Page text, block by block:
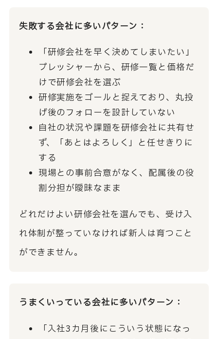
失敗する会社に多いパターン：
「研修会社を早く決めてしまいたい」
プレッシャーから、研修一覧と価格だ
けで研修会社を選ぶ
研修実施をゴールと捉えており、丸投
げ後のフォローを設計していない
自社の状況や課題を研修会社に共有せ
ず、「あとはよろしく」と任せきりに
する
現場との事前合意がなく、配属後の役
割分担が曖昧なまま
どれだけよい研修会社を選んでも、受け入
れ体制が整っていなければ新人は育つこと
ができません。
うまくいっている会社に多いパターン：
「入社3カ月後にこういう状態になっ